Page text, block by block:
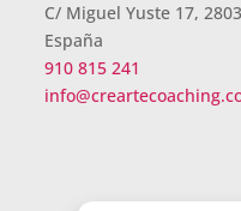
C/ Miguel Yuste 17,
España
910 815 241